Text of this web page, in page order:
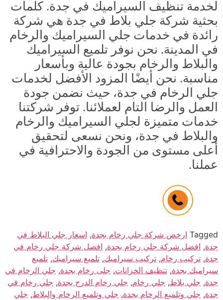
لخدمة تنظيف السيراميك في جدة. كلمات
بحثية شركة جلي بلاط في جدة هي شركة
رائدة في خدمات جلي السيراميك والرخام
في المدينة. نحن نوفر تلميع السيراميك
والبلاط والرخام بجودة عالية وبأسعار
مناسبة. نحن أيضًا المزود الأفضل لخدمات
جلي الرخام في جدة، حيث نضمن جودة
العمل والرضا التام لعملائنا. توفر شركتنا
خدمات متميزة لجلي السيراميك والرخام
والبلاط في جدة، ونحن نسعى لتحقيق
أعلى مستوى من الجودة والاحترافية في
عملنا.
Tagged ارخص شركة جلي رخام بجدة, اسعار جلي البلاط في
جدة, افضل شركة جلي رخام بجدة, افضل شركة جلي رخام في
جدة, تركيب رخام, تركيب سيراميك, تلميع سيراميك, تلميع
سيراميك بجدة, تنظيف الخزانات, جلى رخام بجدة, جلي الرخام في
جدة, جلي بلاط, جلي رخام, جلي رخام الدرج بجدة, جلي رخام في
جدة, جلي وتلميع الرخام بجدة, جلي وتلميع الرخام والبلاط, جلي